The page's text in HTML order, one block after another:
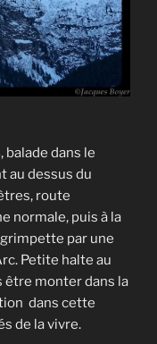
balade dans le
au dessus du
route
normale, puis à la
par une
Petite halte au
être monter dans la
dans cette
de la vivre.